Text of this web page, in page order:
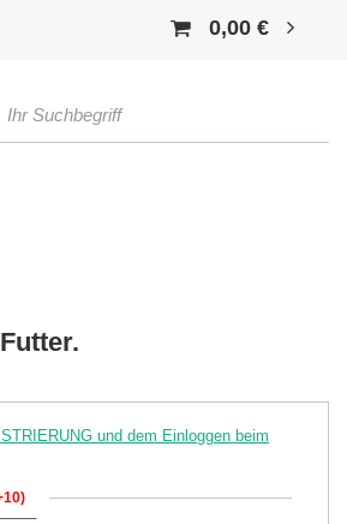
0,00 €
und dem Einloggen beim